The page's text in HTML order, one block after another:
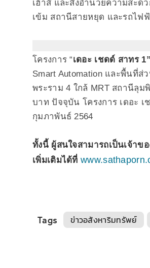
เฮ้าส์ และสิ่งอำนวยความสะ
เข้ม สถานีสายหยุด และรถไฟ
โครงการ “เดอะ เชดด์ สาทร
Smart Automation และพื้นที่
พระราม 4 ใกล้ MRT สถานีลุ
บาท ปัจจุบัน โครงการ เดอะ เ
กุมภาพันธ์ 2564
ทั้งนี้ ผู้สนใจสามารถเป็นเจ้าข
เพิ่มเติมได้ที่
Tags ข่าวอสังหาริมทรัพย์